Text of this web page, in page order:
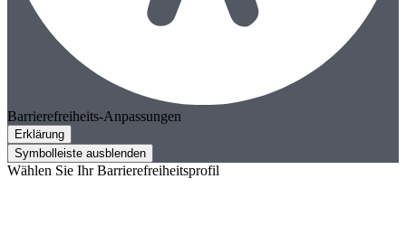
Barrierefreiheits-Anpassungen
Erklärung
Symbolleiste ausblenden
Wählen Sie Ihr Barrierefreiheitsprofil